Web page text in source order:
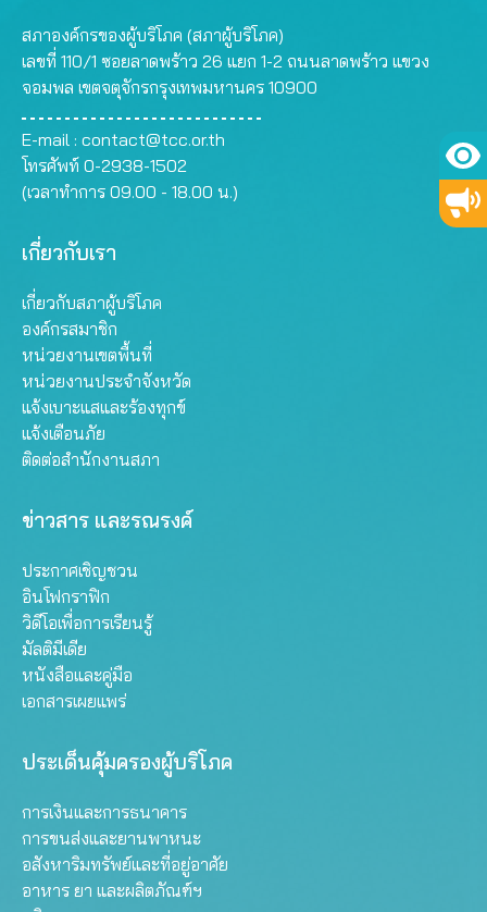
สภาองค์กรของผู้บริโภค (สภาผู้บริโภค)
เลขที่ 110/1 ซอยลาดพร้าว 26 แยก 1-2 ถนนลาดพร้าว แขวง
จอมพล เขตจตุจักรกรุงเทพมหานคร 10900
E-mail : contact@tcc.or.th
โทรศัพท์ 0-2938-1502
(เวลาทำการ 09.00 - 18.00 น.)
เกี่ยวกับเรา
เกี่ยวกับสภาผู้บริโภค
องค์กรสมาชิก
หน่วยงานเขตพื้นที่
หน่วยงานประจำจังหวัด
แจ้งเบาะแสและร้องทุกข์
แจ้งเตือนภัย
ติดต่อสำนักงานสภา
ข่าวสาร และรณรงค์
ประกาศเชิญชวน
อินโฟกราฟิก
วิดีโอเพื่อการเรียนรู้
มัลติมีเดีย
หนังสือและคู่มือ
เอกสารเผยแพร่
ประเด็นคุ้มครองผู้บริโภค
การเงินและการธนาคาร
การขนส่งและยานพาหนะ
อสังหาริมทรัพย์และที่อยู่อาศัย
อาหาร ยา และผลิตภัณฑ์ฯ